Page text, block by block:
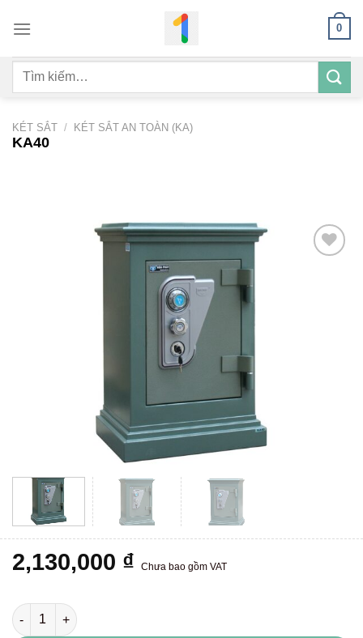
qua
dung
0
Tìm
KÉT SẮT / KÉT SẮT AN TOÀN (KA)
KA40
2,130,000 ₫ Chưa bao gồm VAT
KA40 số lượng